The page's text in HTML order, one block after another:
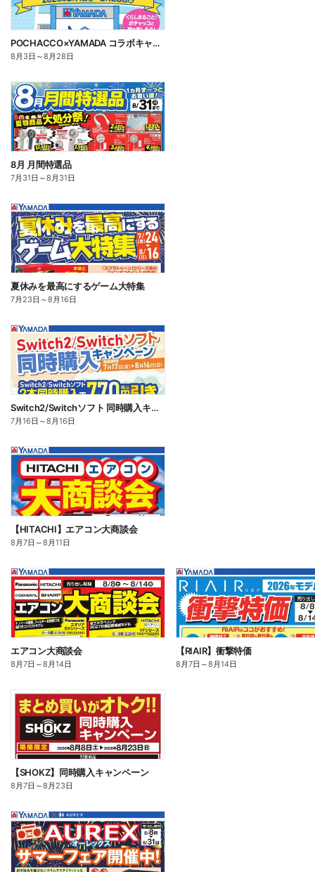
POCHACCO×YAMADA コラボキャンペーン!
8月3日 ～8月28日
8月 月間特選品
7月31日 ～8月31日
夏休みを最高にするゲーム大特集
7月23日 ～8月16日
Switch2/Switchソフト 同時購入キャンペーン
7月16日 ～8月16日
【HITACHI】エアコン大商談会
8月7日 ～8月11日
エアコン大商談会
8月7日 ～8月14日
【RIAIR】衝撃特価
8月7日 ～8月14日
【SHOKZ】同時購入キャンペーン
8月7日 ～8月23日